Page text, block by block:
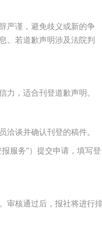
严谨，避免歧义或新的争
。若道歉声明涉及法院判
力，适合刊登道歉声明。
洽谈并确认刊登的稿件。
服务”）提交申请，填写登
审核通过后，报社将进行